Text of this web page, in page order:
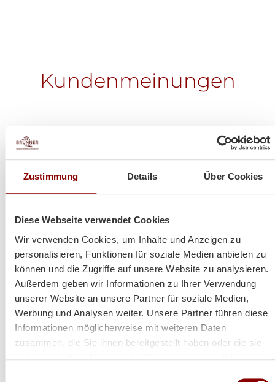
Zustimmung Details Über Cookies
Diese Webseite verwendet Cookies
Wir verwenden Cookies, um Inhalte und Anzeigen zu
personalisieren, Funktionen für soziale Medien anbieten zu
können und die Zugriffe auf unsere Website zu analysieren.
Außerdem geben wir Informationen zu Ihrer Verwendung
unserer Website an unsere Partner für soziale Medien,
Werbung und Analysen weiter. Unsere Partner führen diese
Informationen möglicherweise mit weiteren Daten
zusammen, die Sie ihnen bereitgestellt haben oder die sie
Kundenmeinungen
Heizt super und sieht auch